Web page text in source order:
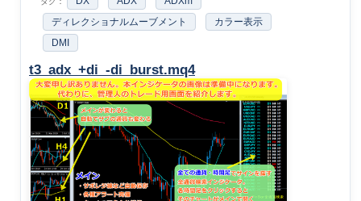
ディレクショナルムーブメント
カラー表示
DMI
t3_adx_+di_-di_burst.mq4